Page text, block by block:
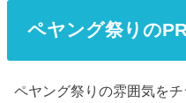
ペヤング祭りの
ペヤング祭りの雰囲気を